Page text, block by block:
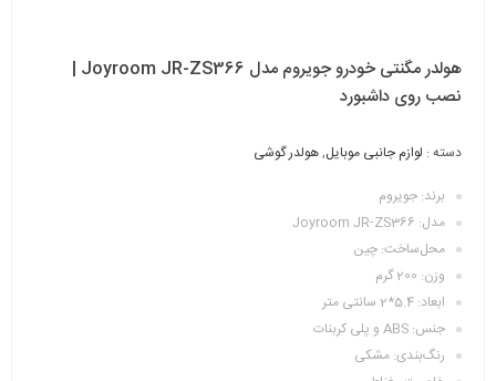
هولدر مگنتی خودرو جویروم مدل Joyroom JR-ZS366 |
نصب روی داشبورد
دسته : لوازم جانبی موبایل,هولدر گوشی
برند: جویروم
مدل: Joyroom JR-ZS366
محل‌ساخت: چین
وزن: 200 گرم
ابعاد: 5.4*2 سانتی متر
جنس: ABS و پلی کربنات
رنگ‌بندی: مشکی